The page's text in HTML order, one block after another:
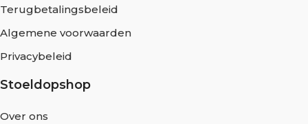
Terugbetalingsbeleid
Algemene voorwaarden
Privacybeleid
Stoeldopshop
Over ons